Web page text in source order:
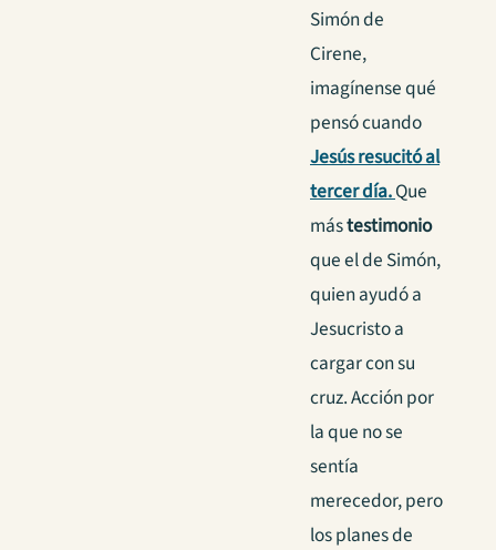
Simón de
Cirene,
imagínense qué
pensó cuando
Jesús resucitó al
tercer día.Que
mástestimonio
que el de Simón,
quien ayudó a
Jesucristo a
cargar con su
cruz. Acción por
la que no se
sentía
merecedor, pero
los planes de